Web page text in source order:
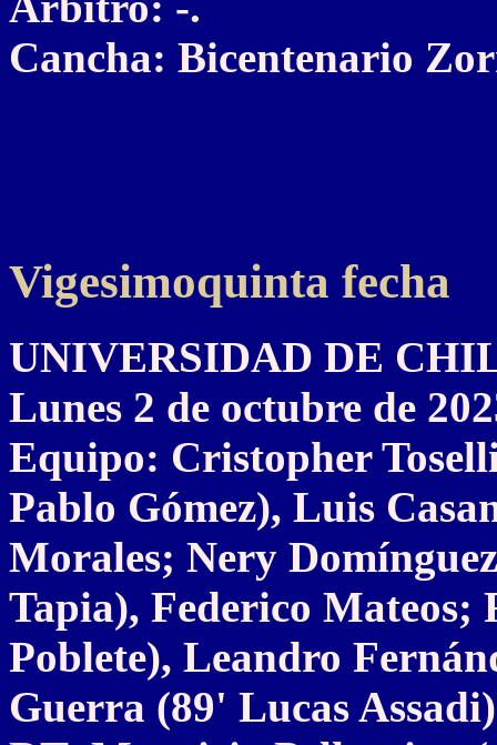
Cancha: Bicentenario
Vigesimoquinta fecha
UNIVERSIDAD DE
Lunes 2 de octubre de
Equipo: Cristopher
Pablo Gómez), Luis
Morales; Nery
Tapia), Federico
Poblete), Leandro
Guerra (89' Lucas